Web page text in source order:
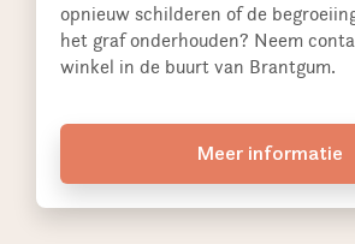
opnieuw schilderen of de
het graf onderhouden? Neem
winkel in de buurt van Brantgum.
Meer informatie